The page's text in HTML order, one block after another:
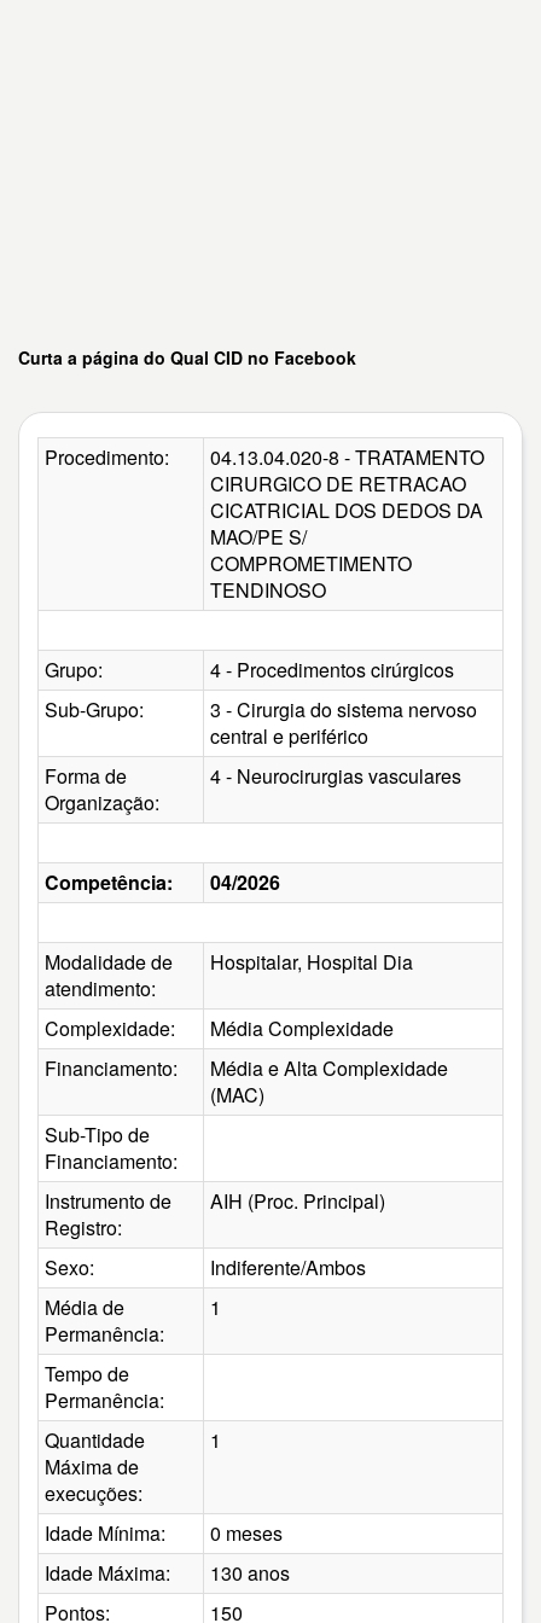
Curta a página do Qual CID no Facebook
Procedimento:
04.13.04.020-8 - TRATAMENTO
CIRURGICO DE RETRACAO
CICATRICIAL DOS DEDOS DA
MAO/PE S/
COMPROMETIMENTO
TENDINOSO
Grupo:
4 - Procedimentos cirúrgicos
Sub-Grupo:
3 - Cirurgia do sistema nervoso
central e periférico
Forma de
Organização:
4 - Neurocirurgias vasculares
Competência: 04/2026
Modalidade de
atendimento:
Hospitalar, Hospital Dia
Complexidade:
Média Complexidade
Financiamento:
Média e Alta Complexidade
(MAC)
Sub-Tipo de
Financiamento:
Instrumento de
Registro:
AIH (Proc. Principal)
Sexo:
Indiferente/Ambos
Média de
Permanência:
1
Tempo de
Permanência:
Quantidade
Máxima de
execuções:
1
Idade Mínima:
0 meses
Idade Máxima:
130 anos
Pontos:
150